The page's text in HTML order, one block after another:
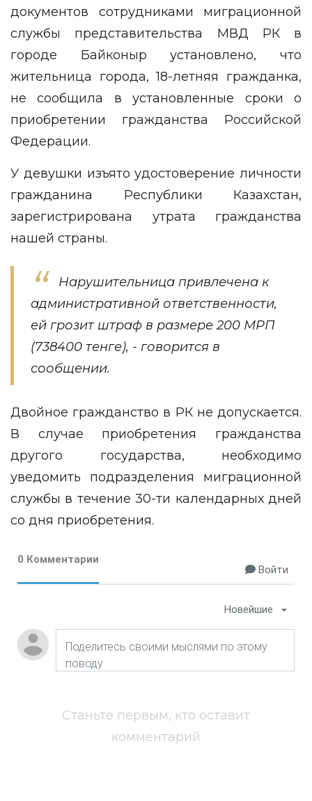
документов сотрудниками миграционной
службы представительства МВД РК в
городе Байконыр установлено, что
жительница города, 18-летняя гражданка,
не сообщила в установленные сроки о
приобретении гражданства Российской
Федерации.
У девушки изъято удостоверение личности
гражданина Республики Казахстан,
зарегистрирована утрата гражданства
нашей страны.
Нарушительница привлечена к
административной ответственности,
ей грозит штраф в размере 200 МРП
(738400 тенге), - говорится в
сообщении.
Двойное гражданство в РК не допускается.
В случае приобретения гражданства
другого государства, необходимо
уведомить подразделения миграционной
службы в течение 30-ти календарных дней
со дня приобретения.
0 Комментарии
Войти
Новейшие
Станьте первым, кто оставит
комментарий